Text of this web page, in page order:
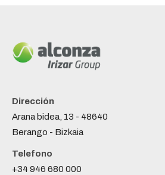
Dirección
Arana bidea, 13 - 48640
Berango - Bizkaia
Telefono
+34 946 680 000